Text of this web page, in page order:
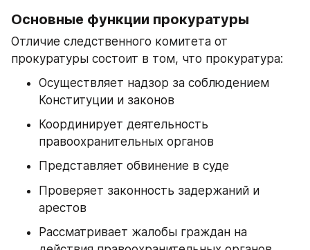
Основные функции прокуратуры
Отличие следственного комитета от
прокуратуры состоит в том, что прокуратура:
Осуществляет надзор за соблюдением
Конституции и законов
Координирует деятельность
правоохранительных органов
Представляет обвинение в суде
Проверяет законность задержаний и
арестов
Рассматривает жалобы граждан на